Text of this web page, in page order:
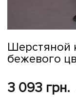
Шерстяной
бежевого
3 093 грн.